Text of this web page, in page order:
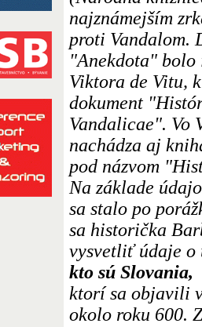
najznámejším
proti Vandalom.
"Anekdota"
Viktora de Vitu,
dokument
Vandalicae". Vo
nachádza aj
pod názvom
Na základe
sa stalo po
sa historička
vysvetliť údaje o
kto sú Slovania,
ktorí sa objavili
okolo roku 600.